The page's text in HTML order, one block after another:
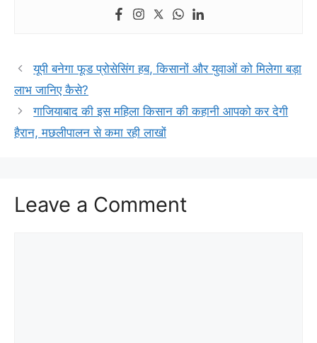
यूपी बनेगा फूड प्रोसेसिंग हब, किसानों और युवाओं को मिलेगा बड़ा
लाभ जानिए कैसे?
गाजियाबाद की इस महिला किसान की कहानी आपको कर देगी
हैरान, मछलीपालन से कमा रही लाखों
Leave a Comment